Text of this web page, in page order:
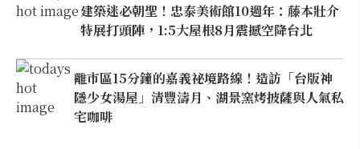
建築迷必朝聖！忠泰美術館10週年：藤本壯介
特展打頭陣，1:5大屋根8月震撼空降台北
離市區15分鐘的嘉義祕境路線！造訪「台版神
隱少女湯屋」清豐濤月、湖景窯烤披薩與人氣私
宅咖啡